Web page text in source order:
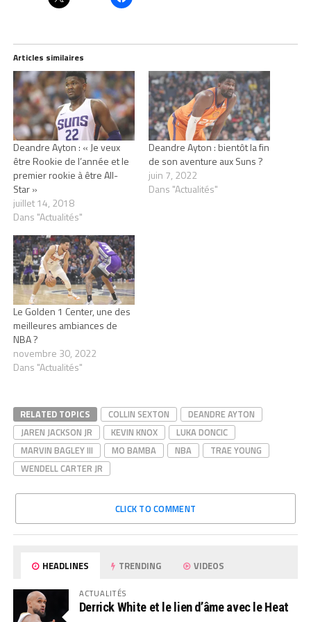
Articles similaires
Deandre Ayton : « Je veux
être Rookie de l’année et le
premier rookie à être All-
Star »
juillet 14, 2018
Dans "Actualités"
Deandre Ayton : bientôt la fin
de son aventure aux Suns ?
juin 7, 2022
Dans "Actualités"
Le Golden 1 Center, une des
meilleures ambiances de
NBA ?
novembre 30, 2022
Dans "Actualités"
RELATED TOPICS COLLIN SEXTON
DEANDRE AYTON
JAREN JACKSON JR
KEVIN KNOX
LUKA DONCIC
MARVIN BAGLEY III
MO BAMBA NBA
TRAE YOUNG
WENDELL CARTER JR
CLICK TO COMMENT
HEADLINES TRENDING VIDEOS
ACTUALITÉS
Derrick White et le lien d’âme avec le Heat